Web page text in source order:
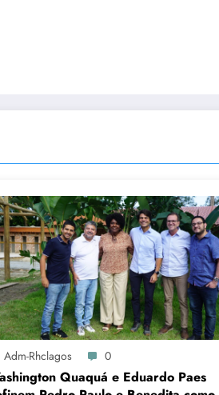
Adm-Rhclagos 0
Quaquá e Eduardo Paes